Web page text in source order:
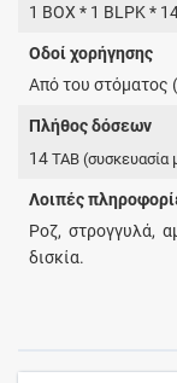
1 BOX * 1 BLPK *
Οδοί χορήγησης
Από του στόματος
Πλήθος δόσεων
14TAB (συσκευασία
Λοιπές
Ροζ, στρογγυλά,
δισκία.